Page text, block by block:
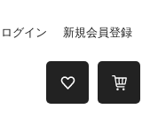
ログイン 新規会員登録